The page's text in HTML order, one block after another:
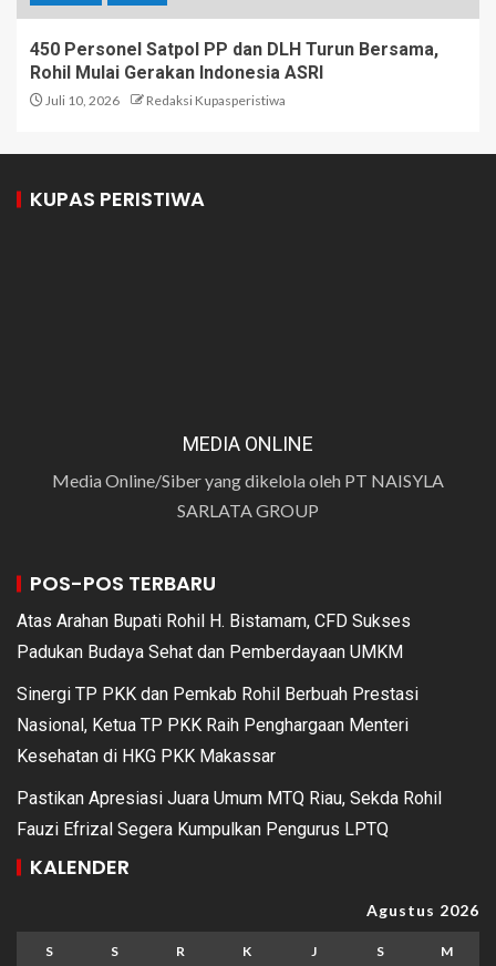
450 Personel Satpol PP dan DLH Turun Bersama,
Rohil Mulai Gerakan Indonesia ASRI
Juli 10, 2026 Redaksi Kupasperistiwa
KUPAS PERISTIWA
MEDIA ONLINE
Media Online/Siber yang dikelola oleh PT NAISYLA
SARLATA GROUP
POS-POS TERBARU
Atas Arahan Bupati Rohil H. Bistamam, CFD Sukses
Padukan Budaya Sehat dan Pemberdayaan UMKM
Sinergi TP PKK dan Pemkab Rohil Berbuah Prestasi
Nasional, Ketua TP PKK Raih Penghargaan Menteri
Kesehatan di HKG PKK Makassar
Pastikan Apresiasi Juara Umum MTQ Riau, Sekda Rohil
Fauzi Efrizal Segera Kumpulkan Pengurus LPTQ
KALENDER
Agustus 2026
S S R K J S M